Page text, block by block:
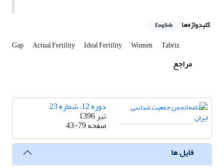
کلیدواژه‌ها English
Gap Actual Fertility Ideal Fertility Women Tabriz
مراجع
دوره 12، شماره 23
تیر 1396
صفحه43-79
فایل ها